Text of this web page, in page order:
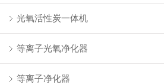
光氧活性炭一体机
等离子光氧净化器
等离子净化器